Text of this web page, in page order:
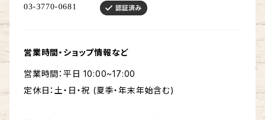
営業時間・ショップ情報など
営業時間：平日 10:00~17:00
定休日：土・日・祝 (夏季・年末年始含む)